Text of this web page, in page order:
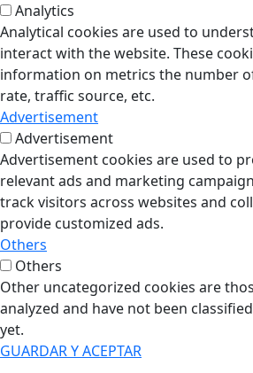
Analytics
Analytical cookies are used to
interact with the website. These
information on metrics the number
rate, traffic source, etc.
Advertisement
Advertisement
Advertisement cookies are used to
relevant ads and marketing
track visitors across websites and
provide customized ads.
Others
Others
Other uncategorized cookies are
analyzed and have not been
yet.
GUARDAR Y ACEPTAR